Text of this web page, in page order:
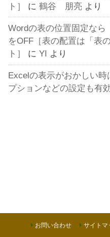
ト］
に鶴谷 朋亮 より
Wordの表の位置固定なら
をOFF［表の配置は「表
ト］
にYI より
Excelの表示がおかしい
プションなどの設定も有効
お問い合わせ サイトマ